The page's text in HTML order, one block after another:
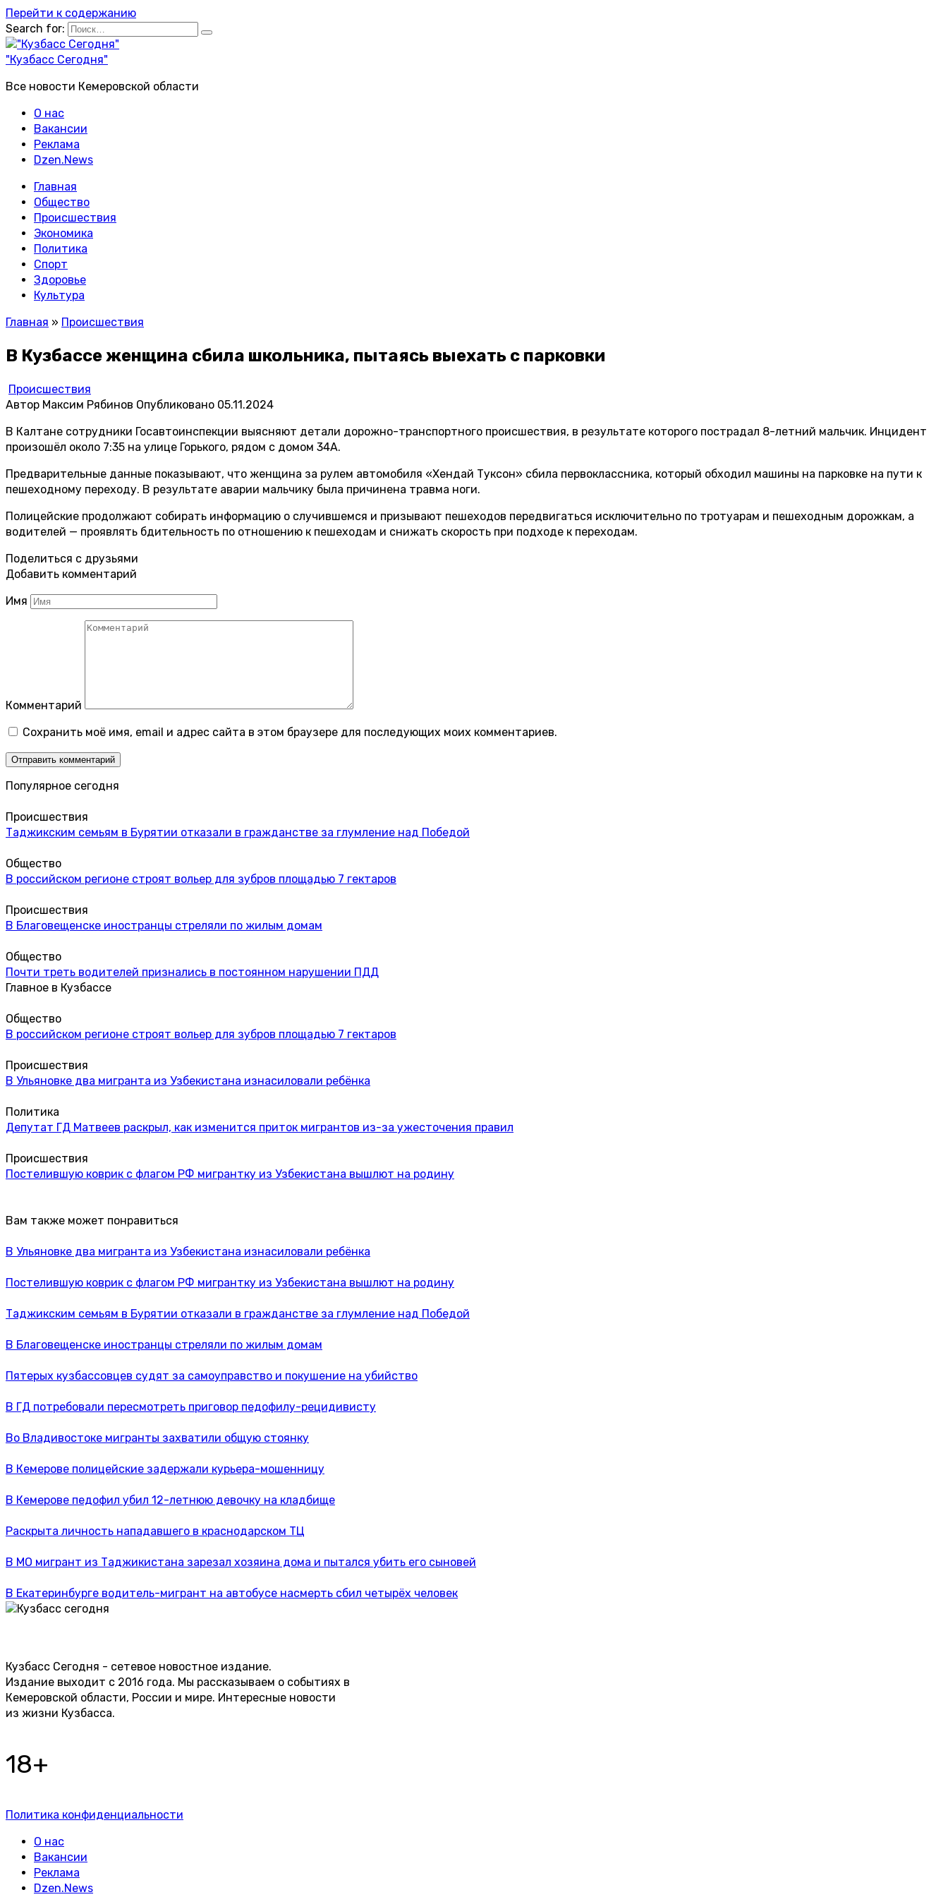
Перейти к содержанию
Search for:
"Кузбасс Сегодня"
Все новости Кемеровской области
О нас
Вакансии
Реклама
Dzen.News
Главная
Общество
Происшествия
Экономика
Политика
Спорт
Здоровье
Культура
Главная » Происшествия
В Кузбассе женщина сбила школьника, пытаясь выехать с парковки
Происшествия
Автор Максим Рябинов Опубликовано 05.11.2024
В Калтане сотрудники Госавтоинспекции выясняют детали дорожно-транспортного происшествия, в результате которого пострадал 8-летний мальчик. Инцидент
произошёл около 7:35 на улице Горького, рядом с домом 34А.
Предварительные данные показывают, что женщина за рулем автомобиля «Хендай Туксон» сбила первоклассника, который обходил машины на парковке на пути к
пешеходному переходу. В результате аварии мальчику была причинена травма ноги.
Полицейские продолжают собирать информацию о случившемся и призывают пешеходов передвигаться исключительно по тротуарам и пешеходным дорожкам, а
водителей — проявлять бдительность по отношению к пешеходам и снижать скорость при подходе к переходам.
Поделиться с друзьями
Добавить комментарий
Имя
Комментарий
Сохранить моё имя, email и адрес сайта в этом браузере для последующих моих комментариев.
Популярное сегодня
Происшествия
Таджикским семьям в Бурятии отказали в гражданстве за глумление над Победой
Общество
В российском регионе строят вольер для зубров площадью 7 гектаров
Происшествия
В Благовещенске иностранцы стреляли по жилым домам
Общество
Почти треть водителей признались в постоянном нарушении ПДД
Главное в Кузбассе
Общество
В российском регионе строят вольер для зубров площадью 7 гектаров
Происшествия
В Ульяновке два мигранта из Узбекистана изнасиловали ребёнка
Политика
Депутат ГД Матвеев раскрыл, как изменится приток мигрантов из-за ужесточения правил
Происшествия
Постелившую коврик с флагом РФ мигрантку из Узбекистана вышлют на родину
Вам также может понравиться
В Ульяновке два мигранта из Узбекистана изнасиловали ребёнка
Постелившую коврик с флагом РФ мигрантку из Узбекистана вышлют на родину
Таджикским семьям в Бурятии отказали в гражданстве за глумление над Победой
В Благовещенске иностранцы стреляли по жилым домам
Пятерых кузбассовцев судят за самоуправство и покушение на убийство
В ГД потребовали пересмотреть приговор педофилу-рецидивисту
Во Владивостоке мигранты захватили общую стоянку
В Кемерове полицейские задержали курьера-мошенницу
В Кемерове педофил убил 12-летнюю девочку на кладбище
Раскрыта личность нападавшего в краснодарском ТЦ
В МО мигрант из Таджикистана зарезал хозяина дома и пытался убить его сыновей
В Екатеринбурге водитель-мигрант на автобусе насмерть сбил четырёх человек
Кузбасс Сегодня - сетевое новостное издание.
Издание выходит с 2016 года. Мы рассказываем о событиях в
Кемеровской области, России и мире. Интересные новости
из жизни Кузбасса.
18+
Политика конфиденциальности
О нас
Вакансии
Реклама
Dzen.News